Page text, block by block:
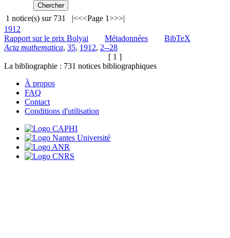
1 notice(s) sur 731 |<<<Page 1>>>|
1912
Rapport sur le prix Bolyai
Métadonnées
BibTeX
Acta mathematica, 35, 1912, 2--28
[ 1 ]
La bibliographie : 731 notices bibliographiques
À propos
FAQ
Contact
Conditions d'utilisation